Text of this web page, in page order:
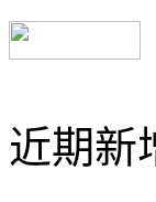
近期新